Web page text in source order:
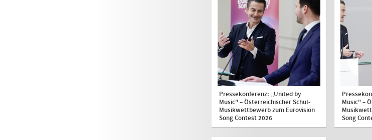
Pressekonferenz: „United by
Music" – Österreichischer Schul-
Musikwettbewerb zum Eurovision
Song Contest 2026
Music" –
Song